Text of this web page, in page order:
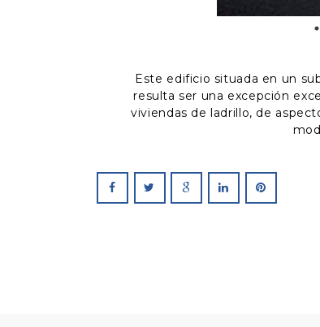
Este edificio situada en un
resulta ser una excepción
viviendas de ladrillo, de